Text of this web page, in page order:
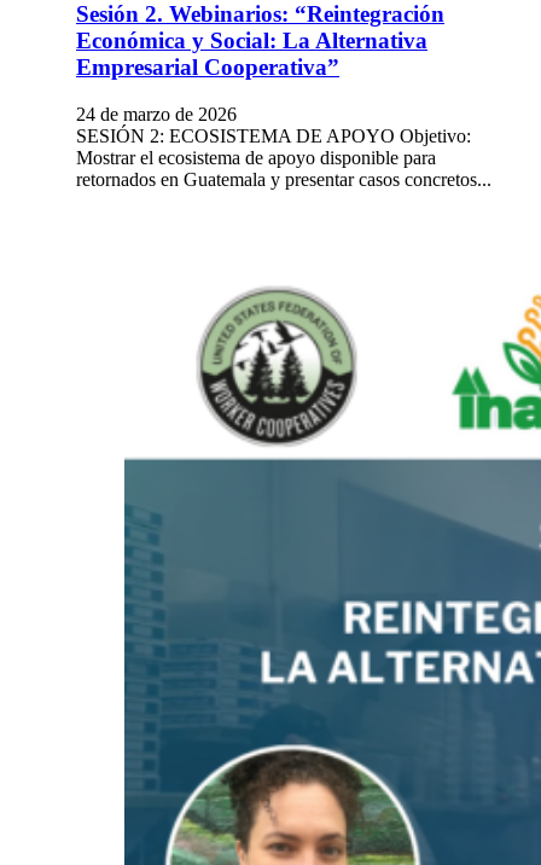
Sesión 2. Webinarios: “Reintegración
Económica y Social: La Alternativa
Empresarial Cooperativa”
24 de marzo de 2026
SESIÓN 2: ECOSISTEMA DE APOYO Objetivo:
Mostrar el ecosistema de apoyo disponible para
retornados en Guatemala y presentar casos concretos...